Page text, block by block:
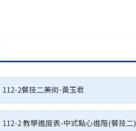
112-2餐技二美術-黃玉君
112-2 教學進度表-中式點心進階(餐技二)